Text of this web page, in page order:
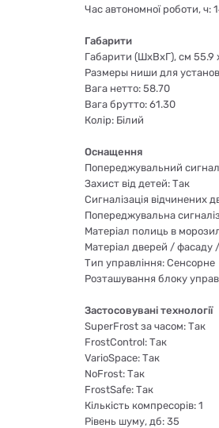
Час автономної роботи, ч:
Габарити
Габарити (ШхВхГ), см 55.9
Размеры ниши для
Вага нетто: 58.70
Вага брутто: 61.30
Колір: Білий
Оснащення
Попереджувальний
Захист від детей: Так
Сигналізація відчинених
Попереджувальна
Матеріал полиць в
Матеріал дверей / фасаду
Тип управління: Сенсорне
Розташування блоку
Застосовувані технології
SuperFrost за часом: Так
FrostControl: Так
VarioSpace: Так
NoFrost: Так
FrostSafe: Так
Кількість компресорів: 1
Рівень шуму, дб: 35